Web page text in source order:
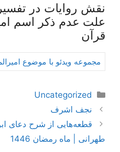
نقش روایات در
علت عدم ذکر اسم
قرآن
مجموعه ویدئو با موضوع
دسته‌ها
Uncategorized
ناوبری
نوشته‌ها
نجف اشرف
قطعه‌هایی از شرح دعای
طهرانی | ماه رمضان 1446